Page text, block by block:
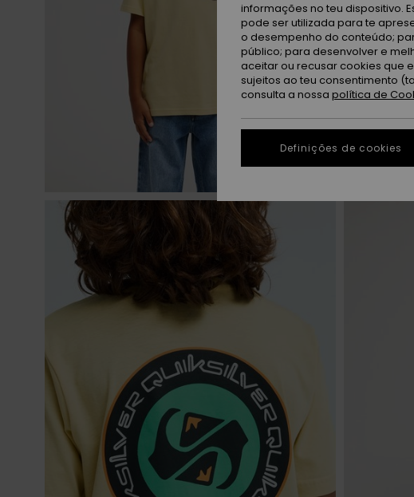
informações no teu dispositivo.
pode ser utilizada para te
o desempenho do conteúdo;
público; para desenvolver e
aceitar ou recusar cookies que
sujeitos ao teu consentimento
consulta a nossa política de
Definições de cookies